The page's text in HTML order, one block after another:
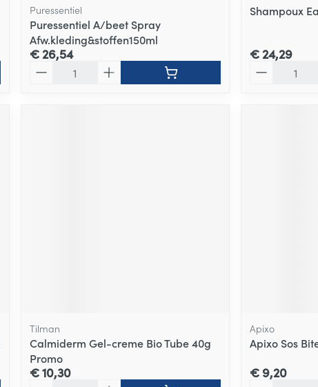
Puressentiel
Puressentiel A/beet Spray
Afw.kleding&stoffen150ml
€ 26,54
Shampoux
€ 24,29
Tilman
Calmiderm Gel-creme Bio Tube 40g
Promo
€ 10,30
Apixo
Apixo Sos
€ 9,20